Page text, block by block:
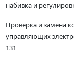
набивка и
Проверка и замена
управляющих
131